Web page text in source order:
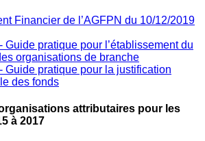
Financier de l’AGFPN du 10/12/2019
Guide pratique pour l’établissement du
organisations de branche
Guide pratique pour la justification
des fonds
attributaires pour les
à 2017